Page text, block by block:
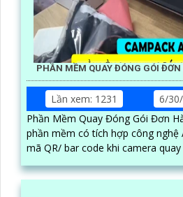
PHẦN MỀM QUAY ĐÓNG GÓI
Lần xem: 1231
6/
Phần Mềm Quay Đóng Gói Đơn
phần mềm có tích hợp công nghệ
mã QR/ bar code khi camera